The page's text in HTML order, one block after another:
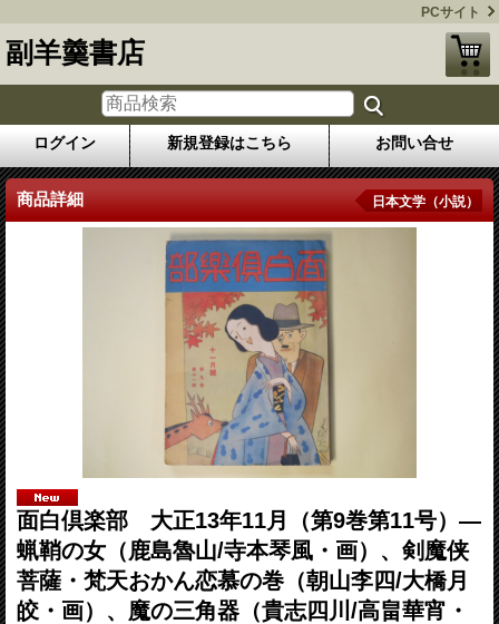
PCサイト
副羊羹書店
ログイン 新規登録はこちら お問い合せ
商品詳細 日本文学（小説）
面白倶楽部 大正13年11月（第9巻第11号）―
蝋鞘の女（鹿島魯山/寺本琴風・画）、剣魔侠
菩薩・梵天おかん恋慕の巻（朝山李四/大橋月
皎・画）、魔の三角器（貴志四川/高畠華宵・